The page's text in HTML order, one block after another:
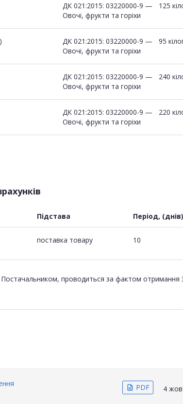
ДК 021:2015: 03220000-9 —
Овочі, фрукти та горіхи
125
ДК 021:2015: 03220000-9 —
Овочі, фрукти та горіхи
95
ДК 021:2015: 03220000-9 —
Овочі, фрукти та горіхи
240
ДК 021:2015: 03220000-9 —
Овочі, фрукти та горіхи
220
Підстава Період, (днів)
поставка товару 10
проводиться за фактом отримання
description PDF 4